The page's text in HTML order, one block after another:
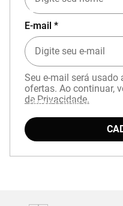
EXPERIÊNCIA
Baixe o aplicativo
com cupomAPP15.
E-mail *
Seu e-mail será usado
ofertas. Ao continuar,
de Privacidade.